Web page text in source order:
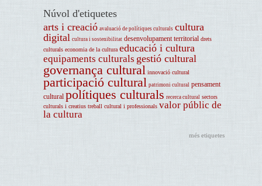
Núvol d'etiquetes
arts i creació avaluació de polítiques culturals cultura
digital cultura i sostenibilitat desenvolupament territorial drets
culturals economia de la cultura educació i cultura
equipaments culturals gestió cultural
governança cultural innovació cultural
participació cultural patrimoni cultural pensament
cultural polítiques culturals recerca cultural sectors
culturals i creatius treball cultural i professionals valor públic de
la cultura
més etiquetes